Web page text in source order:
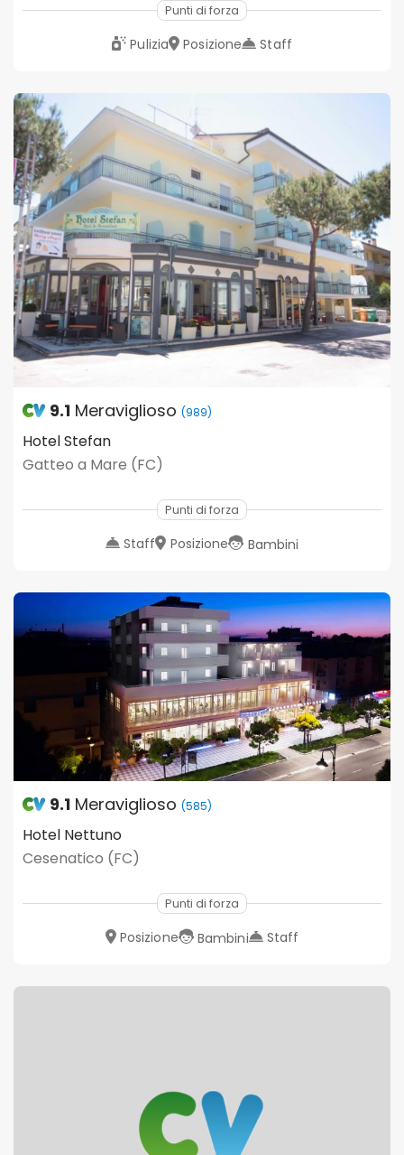
Punti di forza
Pulizia Posizione Staff
9.1 Meraviglioso (989)
Hotel Stefan
Gatteo a Mare (FC)
Punti di forza
Staff Posizione Bambini
9.1 Meraviglioso (585)
Hotel Nettuno
Cesenatico (FC)
Punti di forza
Posizione Bambini Staff